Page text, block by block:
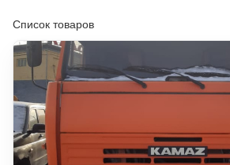
Список товаров